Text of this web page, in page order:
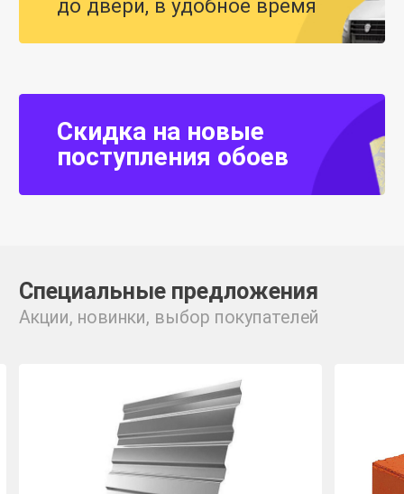
до двери, в удобное время
Скидка на новые
поступления обоев
Специальные предложения
Акции, новинки, выбор покупателей